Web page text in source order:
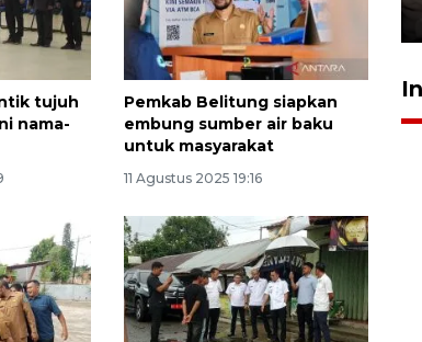
tujuh
nama-
Pemkab Belitung siapkan
embung sumber air baku
untuk masyarakat
11 Agustus 2025 19:16
30 Juli 2026 18:52